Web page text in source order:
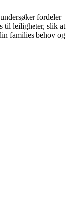
fordeler
til leiligheter, slik at
families behov og